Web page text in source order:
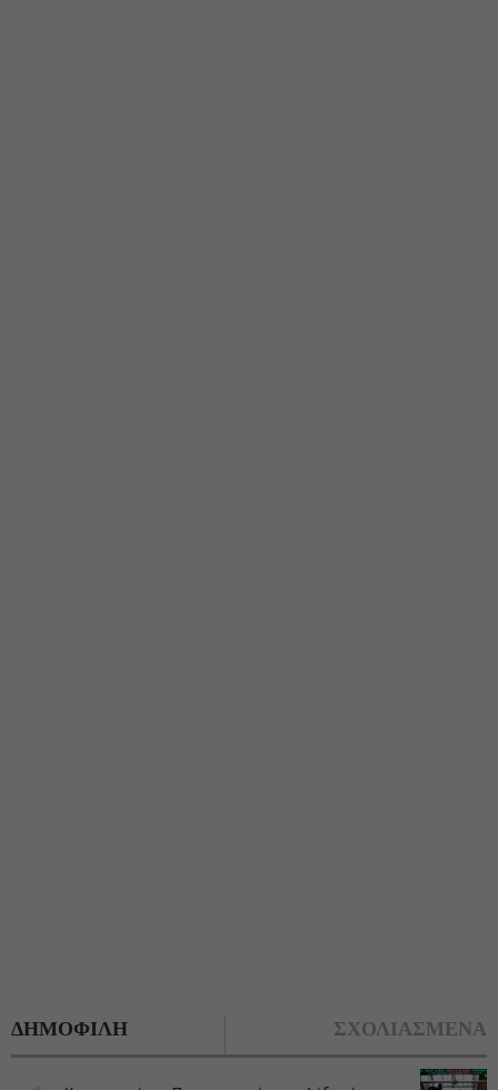
ΔΗΜΟΦΙΛΗ ΣΧΟΛΙΑΣΜΕΝΑ